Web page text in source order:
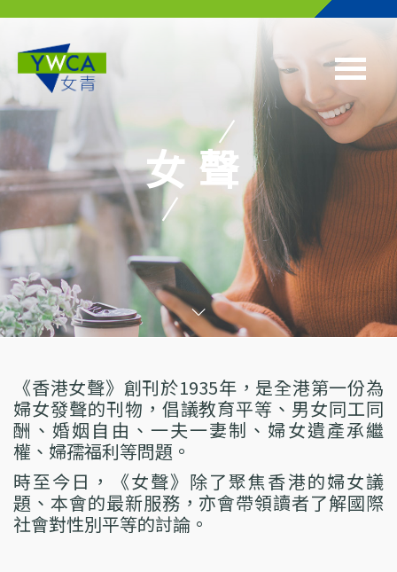
女聲
《香港女聲》創刊於1935年，是全港第一份為
婦女發聲的刊物，倡議教育平等、男女同工同
酬、婚姻自由、一夫一妻制、婦女遺產承繼
權、婦孺福利等問題。
時至今日，《女聲》除了聚焦香港的婦女議
題、本會的最新服務，亦會帶領讀者了解國際
社會對性別平等的討論。